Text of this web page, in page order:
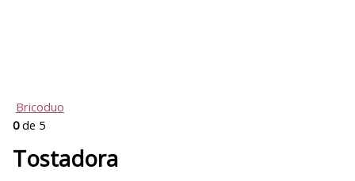
Bricoduo
0de 5
Tostadora